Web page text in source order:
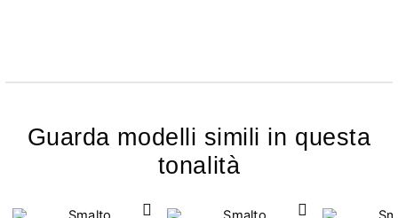
Guarda modelli simili in questa
tonalità